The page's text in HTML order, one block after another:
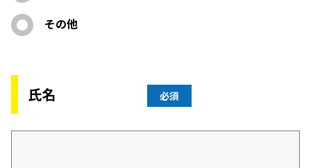
その他
氏名 必須